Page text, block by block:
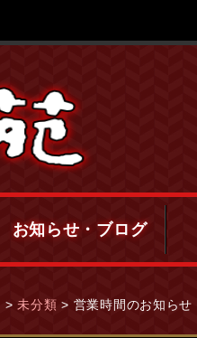
お知らせ・ブログ
>未分類 > 営業時間のお知らせ